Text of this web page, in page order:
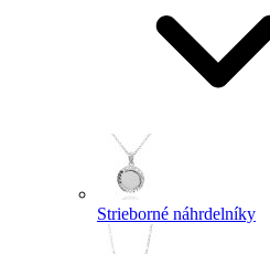
Strieborné náhrdelníky